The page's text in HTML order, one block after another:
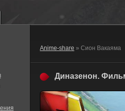
Anime-share » Сион Вакаяма
Диназенон.